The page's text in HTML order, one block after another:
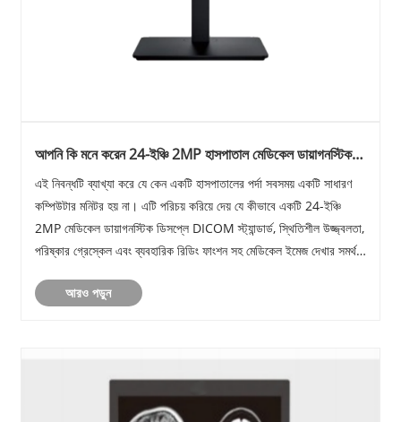
আপনি কি মনে করেন 24-ইঞ্চি 2MP হাসপাতাল মেডিকেল ডায়াগনস্টিক
এই নিবন্ধটি ব্যাখ্যা করে যে কেন একটি হাসপাতালের পর্দা সবসময় একটি সাধারণ
কম্পিউটার মনিটর হয় না। এটি পরিচয় করিয়ে দেয় যে কীভাবে একটি 24-ইঞ্চি
2MP মেডিকেল ডায়াগনস্টিক ডিসপ্লে DICOM স্ট্যান্ডার্ড, স্থিতিশীল উজ্জ্বলতা,
পরিষ্কার গ্রেস্কেল এবং ব্যবহারিক রিডিং ফাংশন সহ মেডিকেল ইমেজ দেখার সমর্থন
আরও পড়ুন